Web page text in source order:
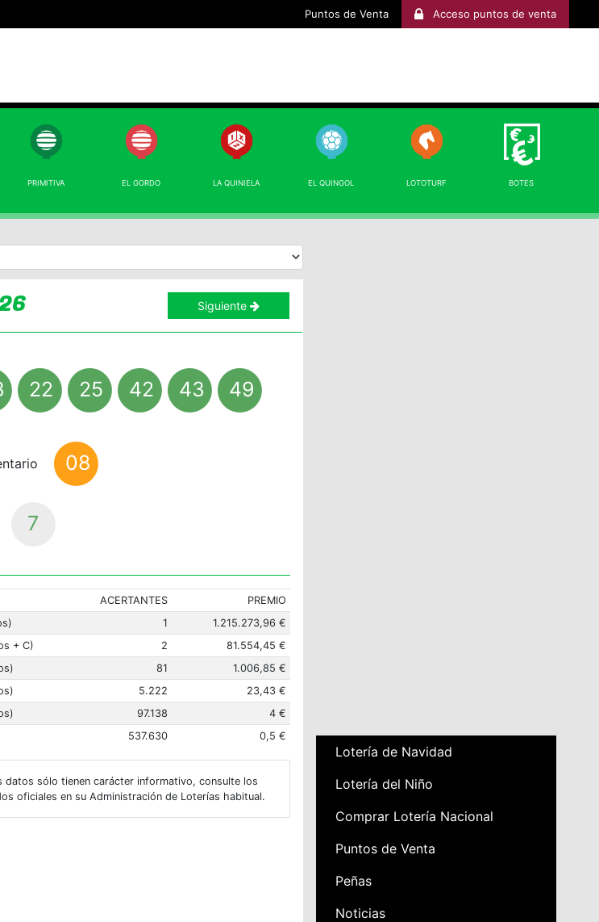
Puntos de Venta Acceso puntos de venta
PRIMITIVA EL GORDO LA QUINIELA EL QUINGOL LOTOTURF BOTES
Siguiente
22 25 42 43 49
08
7
ACERTANTES
PREMIO
1
1.215.273,96 €
+ C)
2
81.554,45 €
81
1.006,85 €
5.222
23,43 €
97.138
4 €
537.630 0,5 €
datos sólo tienen carácter informativo, consulte los
oficiales en su Administración de Loterías habitual.
Lotería de Navidad
Lotería del Niño
Comprar Lotería Nacional
Puntos de Venta
Peñas
Noticias